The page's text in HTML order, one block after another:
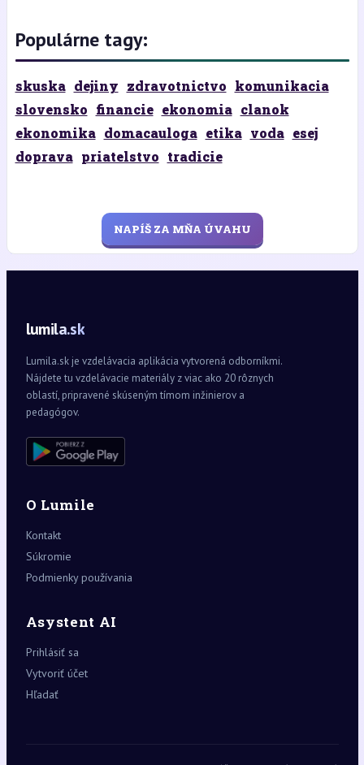
Populárne tagy:
skuska dejiny zdravotnictvo komunikacia
slovensko financie ekonomia clanok
ekonomika domacauloga etika voda esej
doprava priatelstvo tradicie
NAPÍŠ ZA MŇA ÚVAHU
lumila.sk
Lumila.sk je vzdelávacia aplikácia vytvorená odborníkmi.
Nájdete tu vzdelávacie materiály z viac ako 20 rôznych
oblastí, pripravené skúseným tímom inžinierov a
pedagógov.
O Lumile
Kontakt
Súkromie
Podmienky používania
Asystent AI
Prihlásiť sa
Vytvoriť účet
Hľadať